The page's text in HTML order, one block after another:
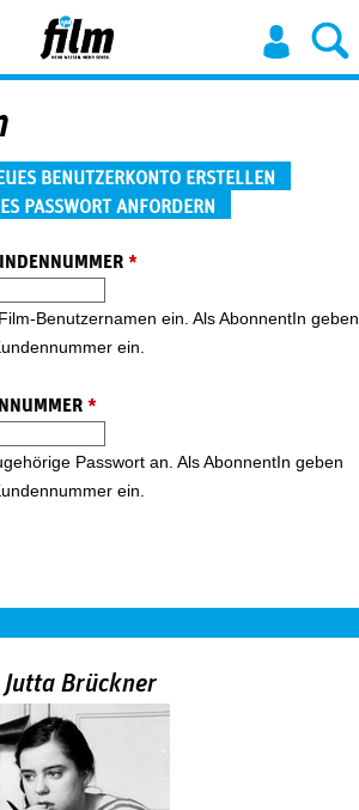
Jump to Navigation
BENUTZERKONTO ERSTELLEN
PASSWORT ANFORDERN
*
Benutzernamen ein. Als AbonnentIn geben
ein.
*
Passwort an. Als AbonnentIn geben
ein.
Brückner